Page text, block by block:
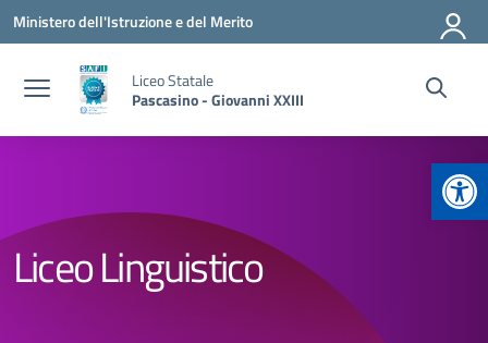
Vai ai contenuti
Vai al menu di navigazione
Vai al footer
Ministero dell'Istruzione e del Merito
Liceo Statale
Pascasino - Giovanni XXIII
Liceo Linguistico